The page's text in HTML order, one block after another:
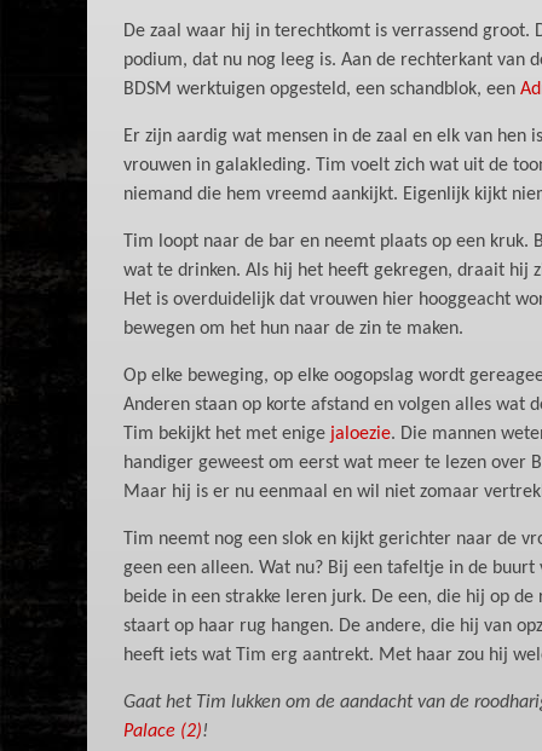
De zaal waar hij in terechtkomt is verrassend
podium, dat nu nog leeg is. Aan de rechterkant van
BDSM werktuigen opgesteld, een schandblok, een
Er zijn aardig wat mensen in de zaal en elk van hen
vrouwen in galakleding. Tim voelt zich wat uit de
niemand die hem vreemd aankijkt. Eigenlijk kijkt
Tim loopt naar de bar en neemt plaats op een
wat te drinken. Als hij het heeft gekregen, draait hij
Het is overduidelijk dat vrouwen hier hooggeacht
bewegen om het hun naar de zin te maken.
Op elke beweging, op elke oogopslag wordt
Anderen staan op korte afstand en volgen alles wat
Tim bekijkt het met enige jaloezie. Die mannen
handiger geweest om eerst wat meer te lezen over
Maar hij is er nu eenmaal en wil niet zomaar
Tim neemt nog een slok en kijkt gerichter naar de
geen een alleen. Wat nu? Bij een tafeltje in de
beide in een strakke leren jurk. De een, die hij op
staart op haar rug hangen. De andere, die hij van
heeft iets wat Tim erg aantrekt. Met haar zou hij
Gaat het Tim lukken om de aandacht van de
Palace (2)!